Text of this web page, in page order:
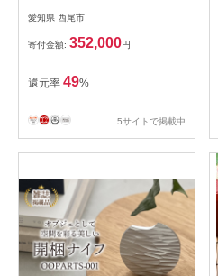
K320
愛知県 西尾市
寄付金額: 352,000円
還元率 49%
5サイトで掲載中